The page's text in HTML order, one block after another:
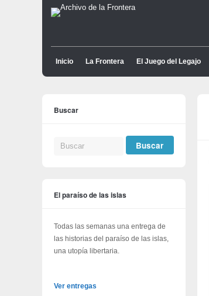
Inicio La Frontera El Juego del Legajo
Buscar
El paraíso de las islas
Todas las semanas una entrega de
las historias del paraíso de las islas,
una utopía libertaria.
Ver entregas